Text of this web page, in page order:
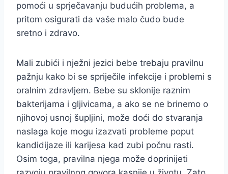
pomoći u sprječavanju budućih problema, a
pritom osigurati da vaše malo čudo bude
sretno i zdravo.
Mali zubići i nježni jezici bebe trebaju pravilnu
pažnju kako bi se spriječile infekcije i problemi s
oralnim zdravljem. Bebe su sklonije raznim
bakterijama i gljivicama, a ako se ne brinemo o
njihovoj usnoj šupljini, može doći do stvaranja
naslaga koje mogu izazvati probleme poput
kandidijaze ili karijesa kad zubi počnu rasti.
Osim toga, pravilna njega može doprinijeti